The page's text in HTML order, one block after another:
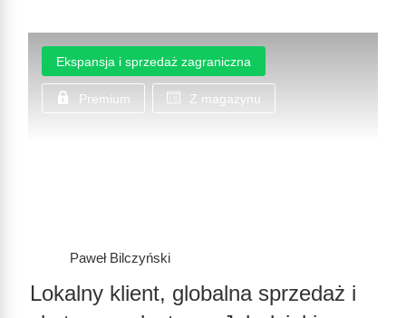
Ekspansja i sprzedaż zagraniczna
Premium Z magazynu
Paweł Bilczyński
Lokalny klient, globalna sprzedaż i